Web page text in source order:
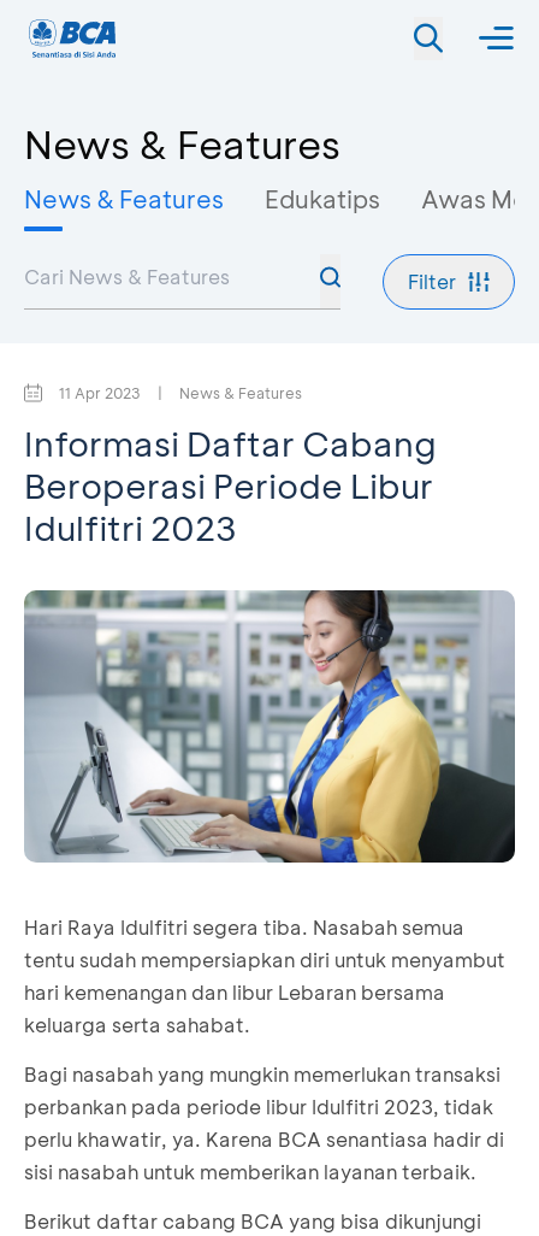
News & Features
News & Features Edukatips Awas
Filter
11 Apr 2023 | News & Features
Informasi Daftar Cabang
Beroperasi Periode Libur
Idulfitri 2023
Hari Raya Idulfitri segera tiba. Nasabah semua
tentu sudah mempersiapkan diri untuk menyambut
hari kemenangan dan libur Lebaran bersama
keluarga serta sahabat.
Bagi nasabah yang mungkin memerlukan transaksi
perbankan pada periode libur Idulfitri 2023, tidak
perlu khawatir, ya. Karena BCA senantiasa hadir di
sisi nasabah untuk memberikan layanan terbaik.
Berikut daftar cabang BCA yang bisa dikunjungi